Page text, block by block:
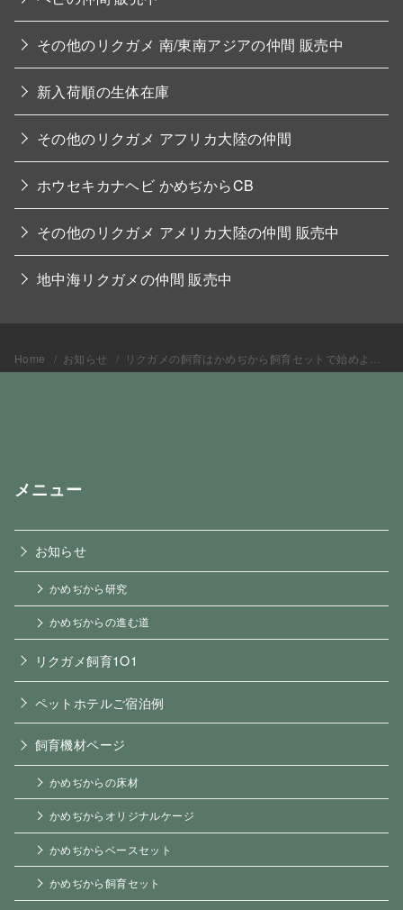
その他のリクガメ 南/東南アジアの仲間 販売中
新入荷順の生体在庫
その他のリクガメ アフリカ大陸の仲間
ホウセキカナヘビ かめぢからCB
その他のリクガメ アメリカ大陸の仲間 販売中
地中海リクガメの仲間 販売中
Home お知らせ リクガメの飼育はかめぢから飼育セットで始めよう。
メニュー
お知らせ
かめぢから研究
かめぢからの進む道
リクガメ飼育1O1
ペットホテルご宿泊例
飼育機材ページ
かめぢからの床材
かめぢからオリジナルケージ
かめぢからベースセット
かめぢから飼育セット